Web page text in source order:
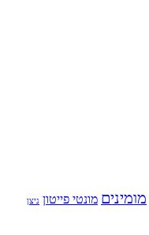
מומינים מונטי פייטון ניצן